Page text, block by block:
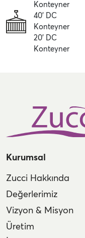
Konteyner
40' DC
Konteyner
20' DC
Konteyner
Kurumsal
Zucci Hakkında
Değerlerimiz
Vizyon & Misyon
Üretim